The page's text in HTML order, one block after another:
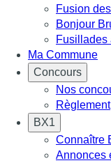
Fusion
Bonjour
Fusillades
Ma Commune
Concours
Nos
Règlement
BX1
Connaître
Annonces